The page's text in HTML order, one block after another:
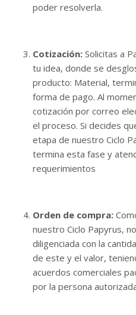
poder resolverla.
Cotización: Solicitas a
tu idea, donde se
producto: Material,
forma de pago. Al
cotización por correo
el proceso. Si decides
etapa de nuestro Ciclo
termina esta fase y
requerimientos
Orden de compra:
nuestro Ciclo Papyrus,
diligenciada con la
de este y el valor,
acuerdos comerciales
por la persona